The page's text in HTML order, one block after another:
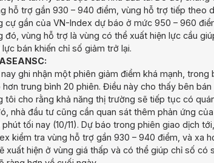
hỗ trợ gần 930 – 940 điểm, vùng hỗ trợ tiếp theo
cự gần của VN-Index dự báo ở mức 950 – 960
đó, vùng hỗ trợ là vùng có thể xuất hiện lực cầu
bán khiến chỉ số giảm trở lại.
ghi nhận một phiên giảm điểm khá mạnh,
trung bình 20 phiên. Điều này cho thấy bên
tôi cho rằng khả năng thị trường sẽ tiếp tục có
nhà đầu tư cũng cần quan sát thêm phản ứng
tối nay (10/11). Dự báo trong phiên giao dịch
kiểm tra vùng hỗ trợ gần 930 – 940 điểm, và xa
xuất hiện ở vùng giá thấp và có thể giúp chỉ số